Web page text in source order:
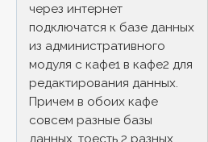
через интернет
подключатся к базе данных
из административного
модуля с кафе1 в кафе2 для
редактирования данных.
Причем в обоих кафе
совсем разные базы
данных, тоесть 2 разных